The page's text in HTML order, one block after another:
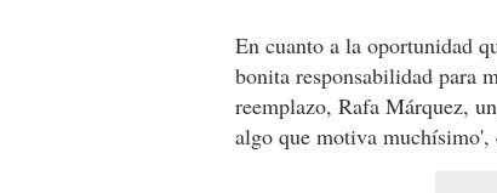
En cuanto a la oportunidad
bonita responsabilidad para
reemplazo, Rafa Márquez,
algo que motiva muchísimo',